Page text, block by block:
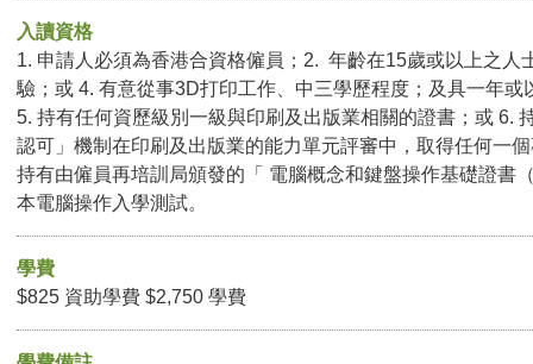
入讀資格
1. 申請人必須為香港合資格僱員；2. 年齡在15歲或以上之人
驗；或 4. 有意從事3D打印工作、中三學歷程度；及具一年或
5. 持有任何資歷級別一級與印刷及出版業相關的證書；或 6.
認可」機制在印刷及出版業的能力單元評審中，取得任何一
持有由僱員再培訓局頒發的「 電腦概念和鍵盤操作基礎證書
本電腦操作入學測試。
學費
$825 資助學費 $2,750 學費